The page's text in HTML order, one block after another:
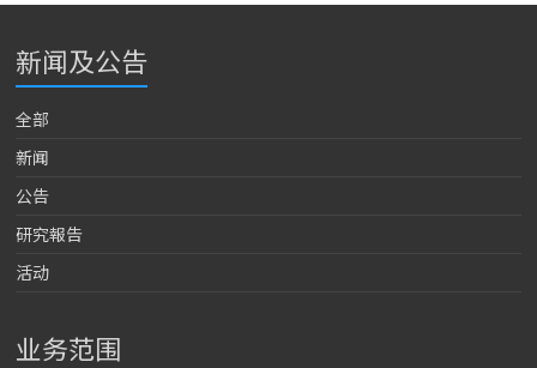
新闻及公告
全部
新闻
公告
研究報告
活动
业务范围